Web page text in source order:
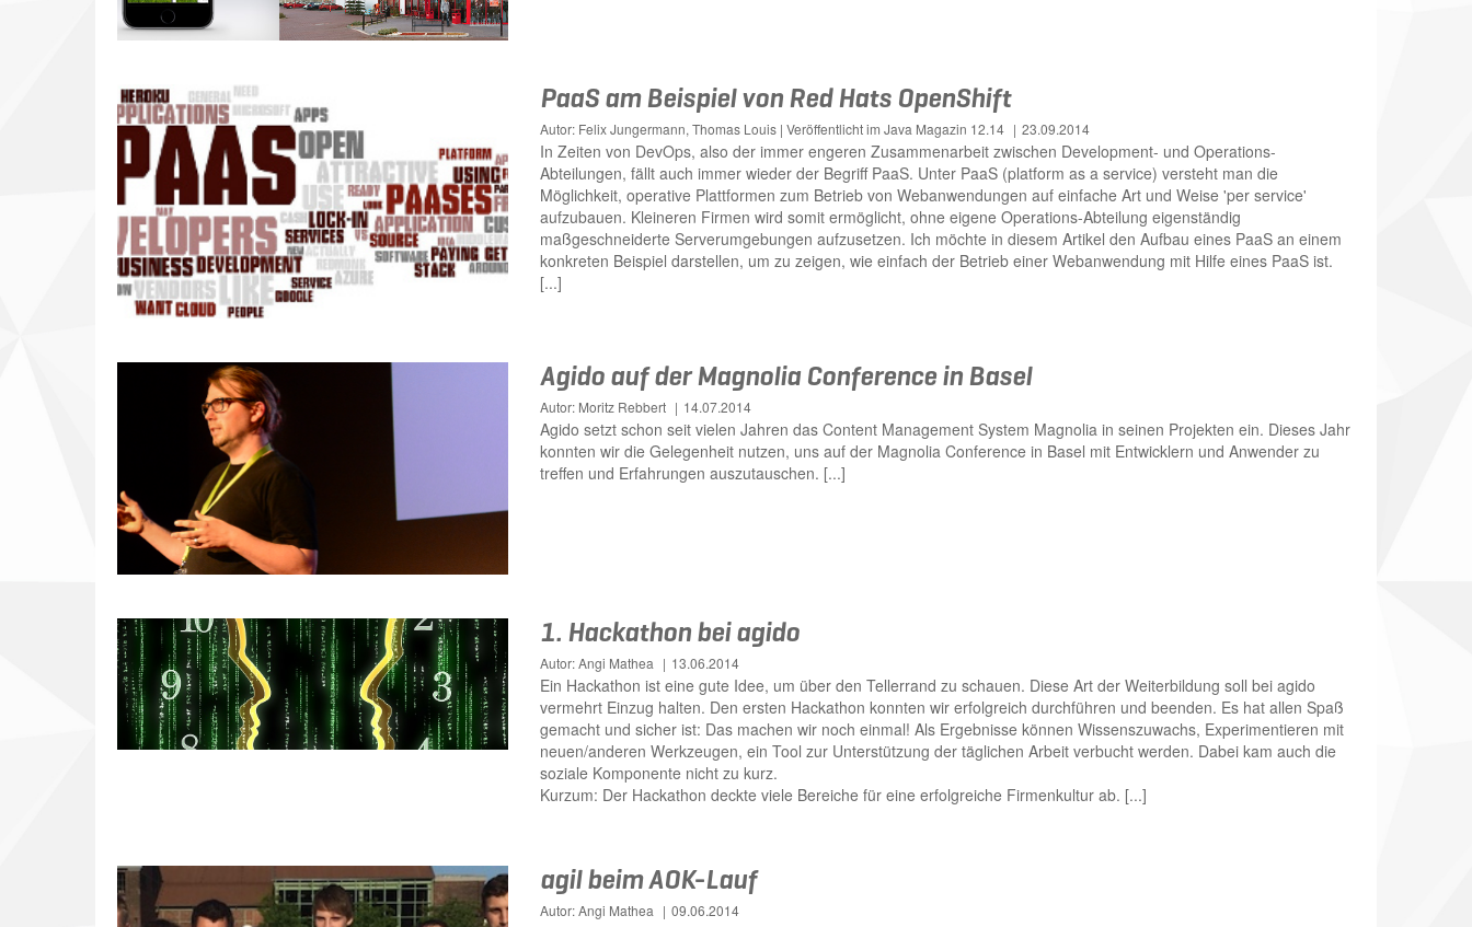
PaaS am Beispiel von Red Hats OpenShift
Autor: Felix Jungermann, Thomas Louis | Veröffentlicht im Java Magazin 12.14 23.09.2014
In Zeiten von DevOps, also der immer engeren Zusammenarbeit zwischen Development- und Operations-
Abteilungen, fällt auch immer wieder der Begriff PaaS. Unter PaaS (platform as a service) versteht man die
Möglichkeit, operative Plattformen zum Betrieb von Webanwendungen auf einfache Art und Weise 'per service'
aufzubauen. Kleineren Firmen wird somit ermöglicht, ohne eigene Operations-Abteilung eigenständig
maßgeschneiderte Serverumgebungen aufzusetzen. Ich möchte in diesem Artikel den Aufbau eines PaaS an einem
konkreten Beispiel darstellen, um zu zeigen, wie einfach der Betrieb einer Webanwendung mit Hilfe eines PaaS ist.
[...]
Agido auf der Magnolia Conference in Basel
Autor: Moritz Rebbert 14.07.2014
Agido setzt schon seit vielen Jahren das Content Management System Magnolia in seinen Projekten ein. Dieses Jahr
konnten wir die Gelegenheit nutzen, uns auf der Magnolia Conference in Basel mit Entwicklern und Anwender zu
treffen und Erfahrungen auszutauschen. [...]
1. Hackathon bei agido
Autor: Angi Mathea 13.06.2014
Ein Hackathon ist eine gute Idee, um über den Tellerrand zu schauen. Diese Art der Weiterbildung soll bei agido
vermehrt Einzug halten. Den ersten Hackathon konnten wir erfolgreich durchführen und beenden. Es hat allen Spaß
gemacht und sicher ist: Das machen wir noch einmal! Als Ergebnisse können Wissenszuwachs, Experimentieren mit
neuen/anderen Werkzeugen, ein Tool zur Unterstützung der täglichen Arbeit verbucht werden. Dabei kam auch die
soziale Komponente nicht zu kurz.
Kurzum: Der Hackathon deckte viele Bereiche für eine erfolgreiche Firmenkultur ab. [...]
agil beim AOK-Lauf
Autor: Angi Mathea 09.06.2014